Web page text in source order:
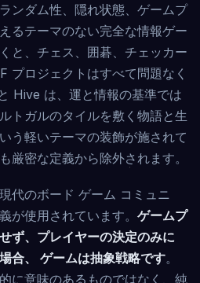
ンダム性、隠れ状態、ゲームプ
るテーマのない完全な情報ゲー
と、チェス、囲碁、チェッカー
プロジェクトはすべて問題なく
Hive は、運と情報の基準では
トガルのタイルを敷く物語と生
う軽いテーマの装飾が施されて
厳密な定義から除外されます。
代のボード ゲーム コミュニ
が使用されています。 ゲームプ
ず、プレイヤーの決定のみに
合、 ゲームは抽象戦略です。
に意味のあるものではなく、純